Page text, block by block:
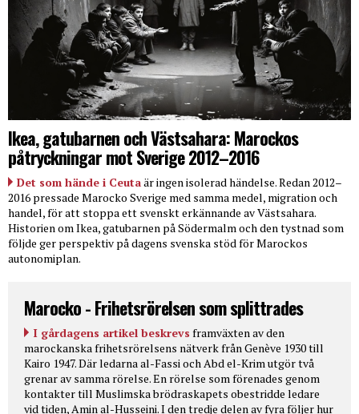
Ikea, gatubarnen och Västsahara: Marockos
påtryckningar mot Sverige 2012–2016
Det som hände i Ceutaär ingen isolerad händelse. Redan 2012–
2016 pressade Marocko Sverige med samma medel, migration och
handel, för att stoppa ett svenskt erkännande av Västsahara.
Historien om Ikea, gatubarnen på Södermalm och den tystnad som
följde ger perspektiv på dagens svenska stöd för Marockos
autonomiplan.
Marocko - Frihetsrörelsen som splittrades
I gårdagens artikel beskrevs framväxten av den
marockanska frihetsrörelsens nätverk från Genève 1930 till
Kairo 1947. Där ledarna al-Fassi och Abd el-Krim utgör två
grenar av samma rörelse. En rörelse som förenades genom
kontakter till Muslimska brödraskapets obestridde ledare
vid tiden, Amin al-Husseini. I den tredje delen av fyra följer hur